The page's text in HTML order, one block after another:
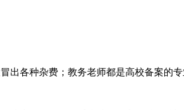
出各种杂费；教务老师都是高校备案的